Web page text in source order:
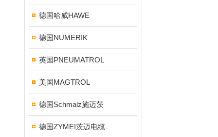
德国哈威HAWE
德国NUMERIK
英国PNEUMATROL
美国MAGTROL
德国Schmalz施迈茨
德国ZYMEI茨迈电缆